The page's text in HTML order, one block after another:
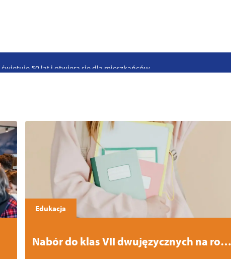
Dom”. Trwa nabór wniosków na wynajem 12 lokali w centrum miasta
już działa. Rowery miejskie dostępne przy Pętli Ludowej
Edukacja
Nabór do klas VII dwujęzycznych na rok